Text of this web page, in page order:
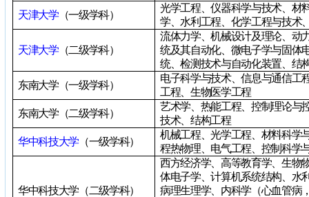
天津大学（一级学科）
光学工程、仪器科学与技术、材
学、水利工程、化学工程与技术
天津大学（二级学科）
流体力学、机械设计及理论、动
统及其自动化、微电子学与固体
统、检测技术与自动化装置、结
东南大学（一级学科）
电子科学与技术、信息与通信工
工程、生物医学工程
东南大学（二级学科）
艺术学、热能工程、控制理论与
技术、结构工程
华中科技大学（一级学科）
机械工程、光学工程、材料科学
程热物理、电气工程、控制科学
华中科技大学（二级学科）
西方经济学、高等教育学、生物
体电子学、计算机系统结构、水
病理生理学、内科学（心血管病